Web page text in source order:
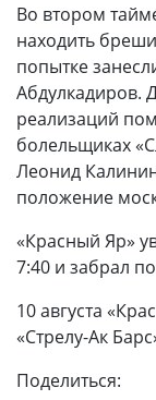
Во втором
находить
попытке
Абдулкадиров.
реализаций
болельщиках
Леонид
положение
«Красный Яр»
7:40 и забрал
10 августа
«Стрелу-Ак
Поделиться: